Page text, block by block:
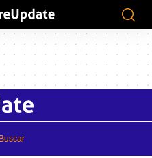
Buscar